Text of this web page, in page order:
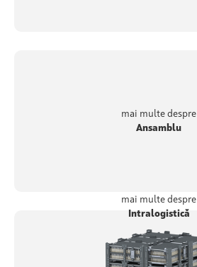
mai multe despre
Ansamblu
mai multe despre
Intralogistică